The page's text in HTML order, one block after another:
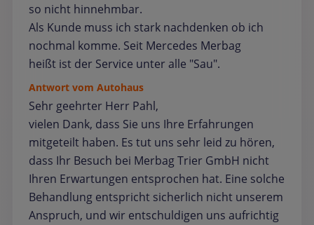
so nicht hinnehmbar.
Als Kunde muss ich stark nachdenken ob ich
nochmal komme. Seit Mercedes Merbag
heißt ist der Service unter alle "Sau".
Antwort vom Autohaus
Sehr geehrter Herr Pahl,
vielen Dank, dass Sie uns Ihre Erfahrungen
mitgeteilt haben. Es tut uns sehr leid zu hören,
dass Ihr Besuch bei Merbag Trier GmbH nicht
Ihren Erwartungen entsprochen hat. Eine solche
Behandlung entspricht sicherlich nicht unserem
Anspruch, und wir entschuldigen uns aufrichtig